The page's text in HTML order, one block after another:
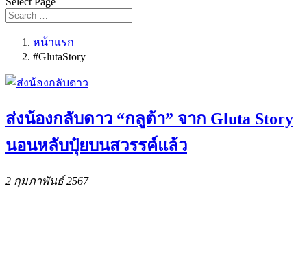
หน้าแรก
#GlutaStory
ส่งน้องกลับดาว “กลูต้า” จาก Gluta Story
นอนหลับปุ๋ยบนสวรรค์แล้ว
2 กุมภาพันธ์ 2567